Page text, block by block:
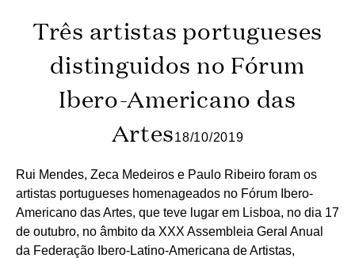
Três artistas portugueses
distinguidos no Fórum
Ibero-Americano das
Artes18/10/2019
Rui Mendes, Zeca Medeiros e Paulo Ribeiro foram os
artistas portugueses homenageados no Fórum Ibero-
Americano das Artes, que teve lugar em Lisboa, no dia 17
de outubro, no âmbito da XXX Assembleia Geral Anual
da Federação Ibero-Latino-Americana de Artistas,